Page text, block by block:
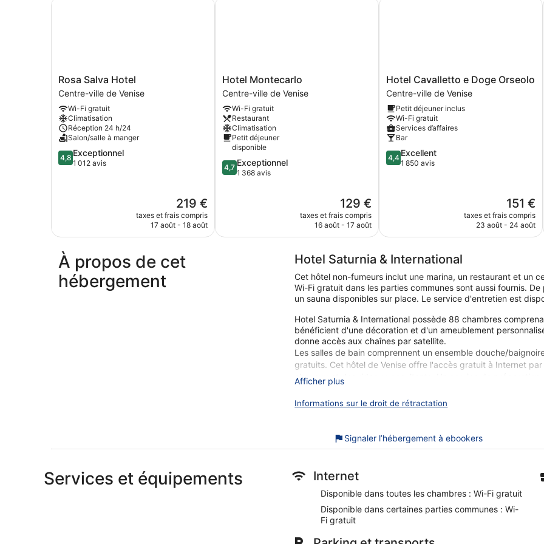
Rosa
Salva
Hotel
Centre-
ville
de
Venise
Rosa Salva Hotel
Centre-ville de Venise
Wi-Fi gratuit
Climatisation
Réception 24 h/24
Salon/salle à manger
4.8
sur
4,8 Exceptionnel
1 012 avis
Le
nouveau
prix
219 €
219 €
taxes et frais compris
17 août - 18 août
Hotel
Montecarlo
Centre-
ville
de
Venise
Hotel Montecarlo
Centre-ville de Venise
Wi-Fi gratuit
Restaurant
Climatisation
Petit déjeuner
disponible
4.7
sur
4,7 Exceptionnel
1 368 avis
Le
nouveau
prix
129 €
129 €
taxes et frais compris
16 août - 17 août
Hotel
Cavalletto
e
Doge
Orseolo
Centre-
ville
de
Venise
Hotel Cavalletto e Doge Orseolo
Centre-ville de Venise
Petit déjeuner inclus
Wi-Fi gratuit
Services d’affaires
Bar
4.4
sur
4,4 Excellent
1 850 avis
Le
nouveau
prix
151 €
taxes et frais compris
23 août - 24 août
À propos de cet
hébergement
Hotel Saturnia & International
Cet hôtel non-fumeurs inclut une marina, un restaurant et un
Wi-Fi gratuit dans les parties communes sont aussi fournis.
un sauna disponibles sur place. Le service d'entretien est
Hotel Saturnia & International possède 88 chambres
bénéficient d'une décoration et d'un ameublement
donne accès aux chaînes par satellite.
Les salles de bain comprennent un ensemble douche/
gratuits. Cet hôtel de Venise offre l'accès gratuit à Internet
cheveux et des rideaux occultants. Un service de
ménage tous les jours. D'autres prestations sont disponibles
serviettes. Un service de ménage est fourni sur demande.
Les clients de moins de 15 ans ne sont pas admis dans la
Les activités de loisir répertoriées ci-dessous sont
Nos clients nous disent avoir été agréablement surpris par le
Lors de votre séjour, vous ne serez qu'à quelques minutes
gratuit, un restaurant et une marina sur place sont
équipements pour chouchouter les boules de tous poils,
Petit déjeuner buffet gratuit servi tous les jours
Afficher plus
Informations sur le droit de rétractation
Signaler l’hébergement à ebookers
Services et équipements Internet
Disponible dans toutes les chambres : Wi-Fi gratuit
Disponible dans certaines parties communes : Wi-
Fi gratuit